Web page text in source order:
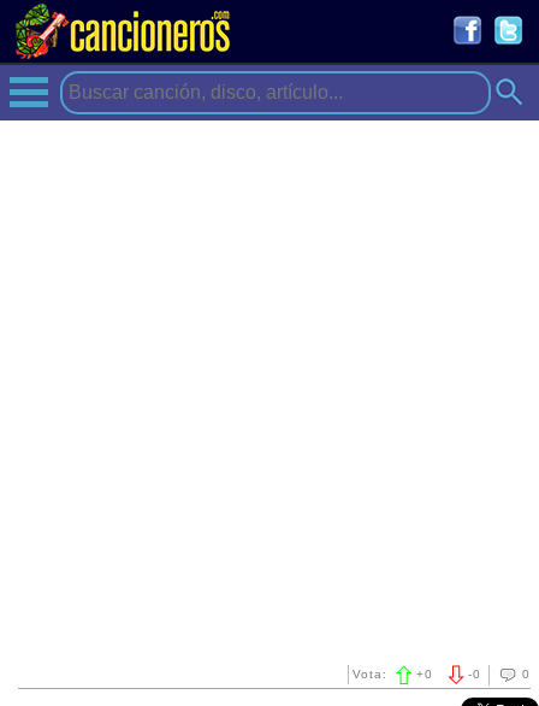
0
-0
Vota: +0